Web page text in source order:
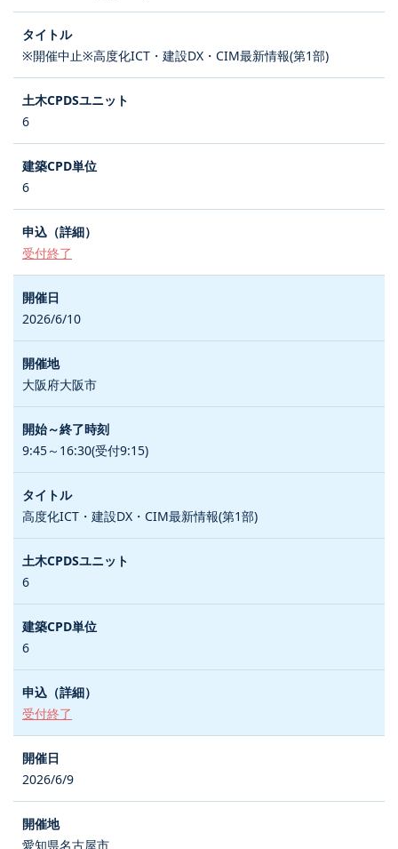
※開催中止※高度化ICT・建設DX・CIM最新情報(第1部)
6
6
受付終了
2026/6/10
大阪府大阪市
9:45～16:30(受付9:15)
高度化ICT・建設DX・CIM最新情報(第1部)
6
6
受付終了
2026/6/9
愛知県名古屋市